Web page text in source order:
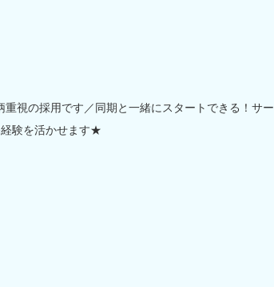
視の採用です／同期と一緒にスタートできる！サー
験を活かせます★